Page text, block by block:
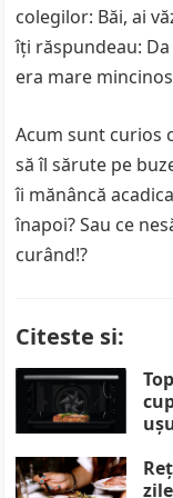
colegilor: Băi, ai
îţi răspundeau:
era mare
Acum sunt curios
să îl sărute pe
îi mănâncă
înapoi? Sau ce
curând!?
Citeste si: